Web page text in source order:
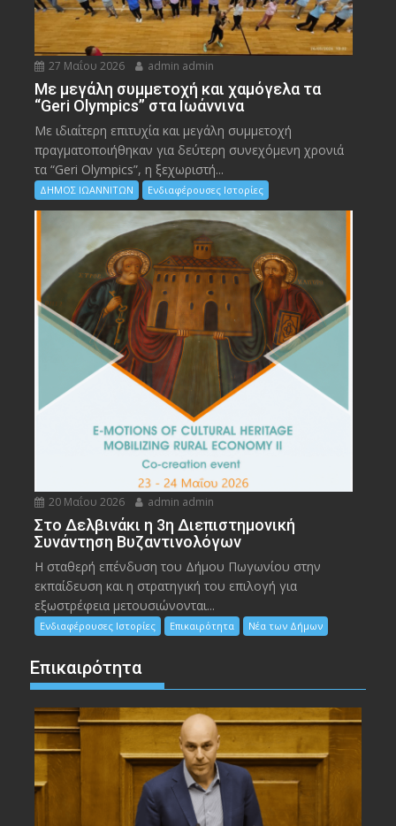
27 Μαΐου 2026 admin admin
Με μεγάλη συμμετοχή και χαμόγελα τα
“Geri Olympics” στα Ιωάννινα
Με ιδιαίτερη επιτυχία και μεγάλη συμμετοχή
πραγματοποιήθηκαν για δεύτερη συνεχόμενη χρονιά
τα “Geri Olympics”, η ξεχωριστή...
ΔΗΜΟΣ ΙΩΑΝΝΙΤΩΝ Ενδιαφέρουσες Ιστορίες
20 Μαΐου 2026 admin admin
Στο Δελβινάκι η 3η Διεπιστημονική
Συνάντηση Βυζαντινολόγων
Η σταθερή επένδυση του Δήμου Πωγωνίου στην
εκπαίδευση και η στρατηγική του επιλογή για
εξωστρέφεια μετουσιώνονται...
Ενδιαφέρουσες Ιστορίες Επικαιρότητα Νέα των Δήμων
Επικαιρότητα